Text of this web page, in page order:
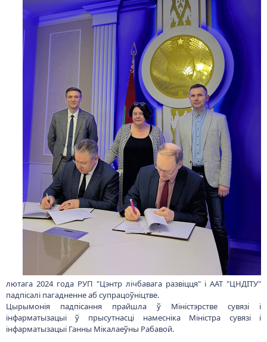
лютага 2024 года РУП "Цэнтр лічбавага развіцця" і ААТ "ЦНДІТУ"
падпісалі пагадненне аб супрацоўніцтве.
Цырымонія падпісання прайшла ў Міністэрстве сувязі і
інфарматызацыі ў прысутнасці намесніка Міністра сувязі і
інфарматызацыі Ганны Мікалаеўны Рабавой.